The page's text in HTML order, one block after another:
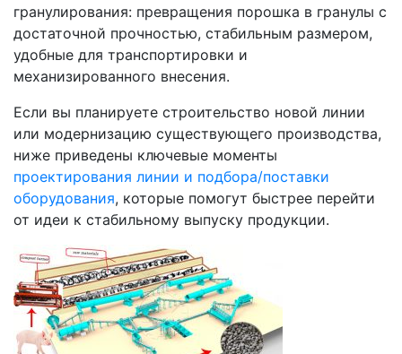
гранулирования: превращения порошка в гранулы с
достаточной прочностью, стабильным размером,
удобные для транспортировки и
механизированного внесения.
Если вы планируете строительство новой линии
или модернизацию существующего производства,
ниже приведены ключевые моменты
проектирования линии и подбора/поставки
оборудования, которые помогут быстрее перейти
от идеи к стабильному выпуску продукции.